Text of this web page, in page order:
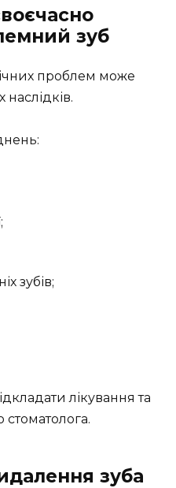
зуб
проблем може
зубів;
лікування та
стоматолога.
зуба